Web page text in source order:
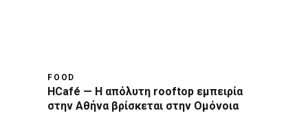
FOOD
HCafé — Η απόλυτη rooftop εμπειρία
στην Αθήνα βρίσκεται στην Ομόνοια